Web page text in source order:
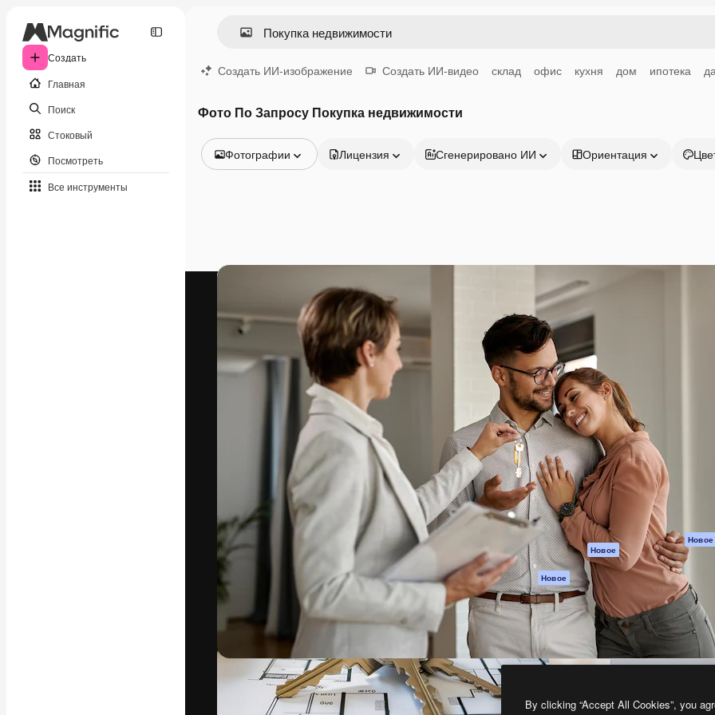
Создать
Главная
Поиск
Стоковый
Посмотреть
Все инструменты
Создать ИИ-изображение Создать ИИ-видео склад офис кухня дом ипотека
Фото По Запросу Покупка недвижимости
Фотографии
Видео
Видеошаблоны
Иконки
3D-модели
Шрифты
Лицензия Сгенерировано ИИ Ориентация
Креативная платформа для создания
ваших лучших работ. Более 1 миллиона
подписчиков среди креаторов,
предприятий, агентств и студий.
Pусский
Продукция
Spaces
ИИ-помощник
Генератор
изображений ИИ
Генератор видео
ИИ
Генератор голоса
на основе ИИ
Стоковый контент
MCP для
Claude/ChatGPT
Новое
Агенты Новое
API
Мобильное
приложение
Все инструменты
Magnific
Документация по
Пакету ИИ
Служба
поддержки
Условия и
положения
Политика
Оригиналы Новое
Политика файлов
cookie
Центр доверия
Партнеры
Предприятие
By clicking “Accept All Cookies”, you